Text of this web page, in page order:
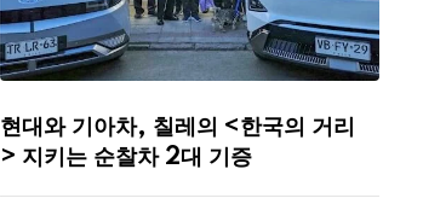
현대와 기아차, 칠레의 <한국의 거리
> 지키는 순찰차 2대 기증